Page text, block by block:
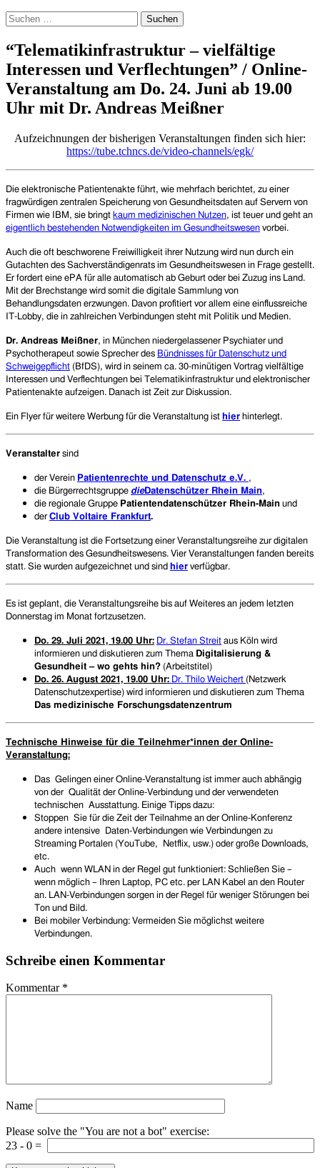
Suchen
nach:
“Telematikinfrastruktur – vielfältige
Interessen und Verflechtungen” / Online-
Veranstaltung am Do. 24. Juni ab 19.00
Uhr mit Dr. Andreas Meißner
Aufzeichnungen der bisherigen Veranstaltungen finden sich hier:
https://tube.tchncs.de/video-channels/egk/
Die elektronische Patientenakte führt, wie mehrfach berichtet, zu einer
fragwürdigen zentralen Speicherung von Gesundheitsdaten auf Servern von
Firmen wie IBM, sie bringt kaum medizinischen Nutzen, ist teuer und geht an
eigentlich bestehenden Notwendigkeiten im Gesundheitswesen vorbei.
Auch die oft beschworene Freiwilligkeit ihrer Nutzung wird nun durch ein
Gutachten des Sachverständigenrats im Gesundheitswesen in Frage gestellt.
Er fordert eine ePA für alle automatisch ab Geburt oder bei Zuzug ins Land.
Mit der Brechstange wird somit die digitale Sammlung von
Behandlungsdaten erzwungen. Davon profitiert vor allem eine einflussreiche
IT-Lobby, die in zahlreichen Verbindungen steht mit Politik und Medien.
Dr. Andreas Meißner, in München niedergelassener Psychiater und
Psychotherapeut sowie Sprecher des Bündnisses für Datenschutz und
Schweigepflicht (BfDS), wird in seinem ca. 30-minütigen Vortrag vielfältige
Interessen und Verflechtungen bei Telematikinfrastruktur und elektronischer
Patientenakte aufzeigen. Danach ist Zeit zur Diskussion.
Ein Flyer für weitere Werbung für die Veranstaltung ist hier hinterlegt.
Veranstalter sind
der Verein Patientenrechte und Datenschutz e.V. ,
die Bürgerrechtsgruppe dieDatenschützer Rhein Main,
die regionale Gruppe Patientendatenschützer Rhein-Main und
der Club Voltaire Frankfurt.
Die Veranstaltung ist die Fortsetzung einer Veranstaltungsreihe zur digitalen
Transformation des Gesundheitswesens. Vier Veranstaltungen fanden bereits
statt. Sie wurden aufgezeichnet und sind hier verfügbar.
Es ist geplant, die Veranstaltungsreihe bis auf Weiteres an jedem letzten
Donnerstag im Monat fortzusetzen.
Do. 29. Ju i 2021, 19.00 Uhr: Dr. Stefan Streit aus Köln wird
informieren und diskutieren zum Thema Digitalisierung &
Gesundheit – wo gehts hin? (Arbeitstitel)
Do. 26. August 2021, 19.00 Uhr: Dr. Thilo Weichert (Netzwerk
Datenschutzexpertise) wird informieren und diskutieren zum Thema
Das medizinische Forschungsdatenzentrum
Technische Hinweise für die Teilnehmer*innen der Online-
Veranstaltung:
Das Gelingen einer Online-Veranstaltung ist immer auch abhängig
von der Qualität der Online-Verbindung und der verwendeten
technischen Ausstattung. Einige Tipps dazu:
Stoppen Sie für die Zeit der Teilnahme an der Online-Konferenz
andere intensive Daten-Verbindungen wie Verbindungen zu
Streaming Portalen (YouTube, Netflix, usw.) oder große Downloads,
etc.
Auch wenn WLAN in der Regel gut funktioniert: Schließen Sie –
wenn möglich – Ihren Laptop, PC etc. per LAN Kabel an den Router
an. LAN-Verbindungen sorgen in der Regel für weniger Störungen bei
Ton und Bild.
Bei mobiler Verbindung: Vermeiden Sie möglichst weitere
Verbindungen.
Schreibe einen Kommentar
Kommentar *
Name
Please solve the "You are not a bot" exercise:
23 - 0 =